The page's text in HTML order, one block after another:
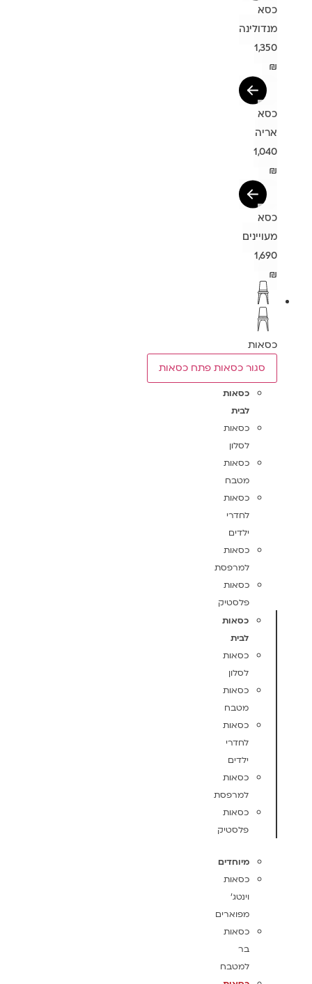
כסא
מנדולינה
1,350
₪
כסא
אריה
1,040
₪
כסא
מעויינים
1,690
₪
כסאות
סגור כסאות פתח כסאות
כסאות
לבית
כסאות
לסלון
כסאות
מטבח
כסאות
לחדרי
ילדים
כסאות
למרפסת
כסאות
פלסטיק
כסאות
לבית
כסאות
לסלון
כסאות
מטבח
כסאות
לחדרי
ילדים
כסאות
למרפסת
כסאות
פלסטיק
מיוחדים
כסאות
וינטג'
מפוארים
כסאות
בר
למטבח